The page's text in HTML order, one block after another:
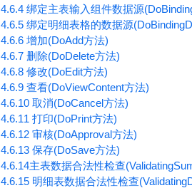
4.6.4 绑定主表输入组件数据源
4.6.5 绑定明细表格的数据源
4.6.6 增加(DoAdd方法)
4.6.7 删除(DoDelete方法)
4.6.8 修改(DoEdit方法)
4.6.9 查看(DoViewContent方法)
4.6.10 取消(DoCancel方法)
4.6.11 打印(DoPrint方法)
4.6.12 审核(DoApproval方法)
4.6.13 保存(DoSave方法)
4.6.14主表数据合法性检查
4.6.15 明细表数据合法性检查